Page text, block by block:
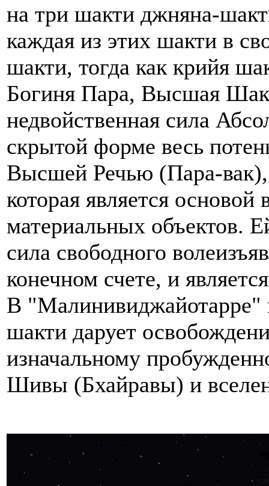
на три шакти джняна-
каждая из этих шакти в
шакти, тогда как крийя
Богиня Пара, Высшая
недвойственная сила
скрытой форме весь
Высшей Речью (Пара-вак),
которая является
материальных объектов.
сила свободного
конечном счете, и
В "Малинивиджайотарре"
шакти дарует
изначальному
Шивы (Бхайравы) и